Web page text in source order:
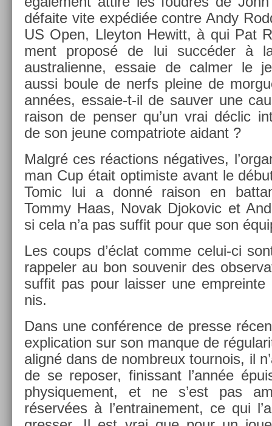
défaite vite expédiée con­tre Andy
US Open, Lleyton Hewitt, à qui Pat
ment pro­posé de lui succéder à
australien­ne, es­saie de calm­er le
aussi boule de nerfs pleine de
années, essaie-t-il de sauv­er une
raison de pens­er qu’un vrai déclic
de son jeune com­pat­riote aidant ?
Malgré ces réac­tions négatives,
man Cup était opt­imis­te avant le
Tomic lui a donné raison en
Tommy Haas, Novak Djokovic et
si cela n’a pas suf­fit pour que son
Les coups d’éclat comme celui-ci
rap­pel­er au bon souvenir des
suf­fit pas pour laiss­er une
nis.
Dans une conférence de pre­sse
ex­plica­tion sur son man­que de
aligné dans de nombreux tour­nois, il
de se re­pos­er, fin­is­sant l’année
physique­ment, et ne s’est pas
réservées à l’entraine­ment, ce qui